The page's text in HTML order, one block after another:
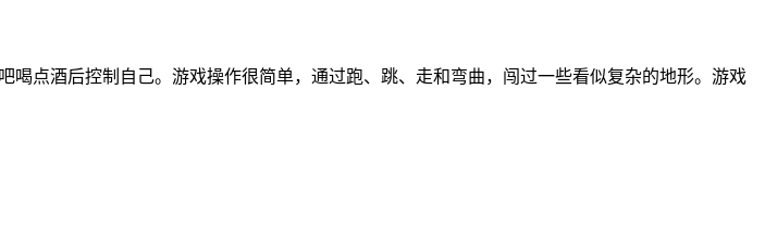
喝点酒后控制自己。游戏操作很简单，通过跑、跳、走和弯曲，闯过一些看似复杂的地形。游戏